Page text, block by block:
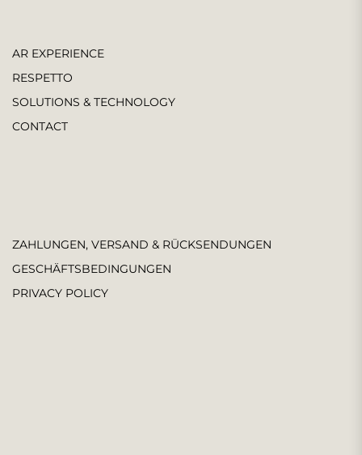
AR EXPERIENCE
RESPETTO
SOLUTIONS & TECHNOLOGY
CONTACT
ZAHLUNGEN, VERSAND & RÜCKSENDUNGEN
GESCHÄFTSBEDINGUNGEN
PRIVACY POLICY